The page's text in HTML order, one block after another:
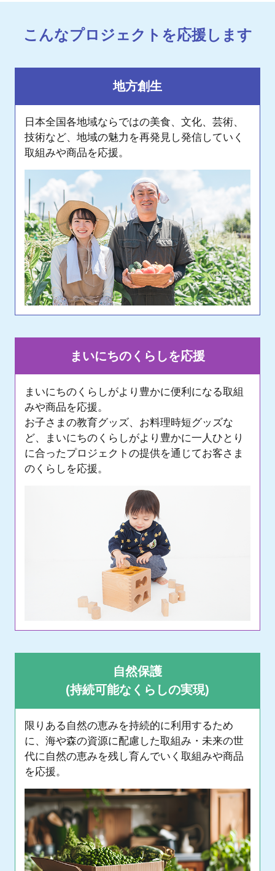
こんなプロジェクトを応援します
地方創生
日本全国各地域ならではの美食、文化、芸術、
技術など、地域の魅力を再発見し発信していく
取組みや商品を応援。
まいにちのくらしを応援
まいにちのくらしがより豊かに便利になる取組
みや商品を応援。
お子さまの教育グッズ、お料理時短グッズな
ど、まいにちのくらしがより豊かに一人ひとり
に合ったプロジェクトの提供を通じてお客さま
のくらしを応援。
自然保護
(持続可能なくらしの実現)
限りある自然の恵みを持続的に利用するため
に、海や森の資源に配慮した取組み・未来の世
代に自然の恵みを残し育んでいく取組みや商品
を応援。